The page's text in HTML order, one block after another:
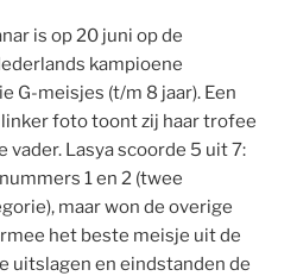
is op 20 juni op de
kampioene
G-meisjes (t/m 8 jaar). Een
foto toont zij haar trofee
Lasya scoorde 5 uit 7:
1 en 2 (twee
maar won de overige
het beste meisje uit de
uitslagen en eindstanden de